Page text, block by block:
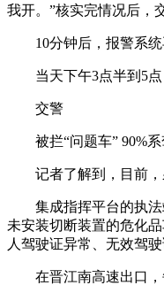
我开。”核实完情况后，
10分钟后，报警系统再
当天下午3点半到5点
交警
被拦“问题车” 90%系
记者了解到，目前，泉
集成指挥平台的执法站
未安装切断装置的危化
人驾驶证异常、无效驾
在晋江南高速出口，每